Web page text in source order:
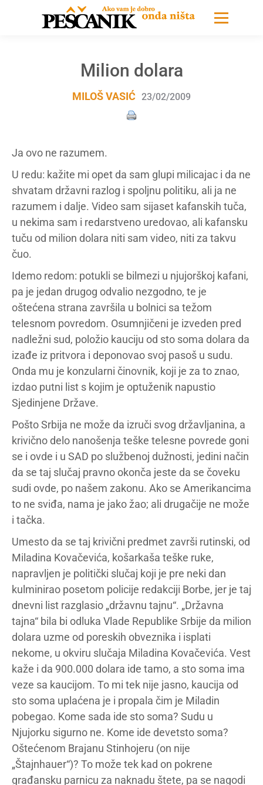
Milion dolara
MILOŠ VASIĆ 23/02/2009
Ja ovo ne razumem.
U redu: kažite mi opet da sam glupi milicajac i da ne
shvatam državni razlog i spoljnu politiku, ali ja ne
razumem i dalje. Video sam sijaset kafanskih tuča,
u nekima sam i redarstveno uredovao, ali kafansku
tuču od milion dolara niti sam video, niti za takvu
čuo.
Idemo redom: potukli se bilmezi u njujorškoj kafani,
pa je jedan drugog odvalio nezgodno, te je
oštećena strana završila u bolnici sa težom
telesnom povredom. Osumnjičeni je izveden pred
nadležni sud, položio kauciju od sto soma dolara da
izađe iz pritvora i deponovao svoj pasoš u sudu.
Onda mu je konzularni činovnik, koji je za to znao,
izdao putni list s kojim je optuženik napustio
Sjedinjene Države.
Pošto Srbija ne može da izruči svog državljanina, a
krivično delo nanošenja teške telesne povrede goni
se i ovde i u SAD po službenoj dužnosti, jedini način
da se taj slučaj pravno okonča jeste da se čoveku
sudi ovde, po našem zakonu. Ako se Amerikancima
to ne sviđa, nama je jako žao; ali drugačije ne može
i tačka.
Umesto da se taj krivični predmet završi rutinski, od
Miladina Kovačevića, košarkaša teške ruke,
napravljen je politički slučaj koji je pre neki dan
kulminirao posetom policije redakciji Borbe, jer je taj
dnevni list razglasio „državnu tajnu“. „Državna
tajna“ bila bi odluka Vlade Republike Srbije da milion
dolara uzme od poreskih obveznika i isplati
nekome, u okviru slučaja Miladina Kovačevića. Vest
kaže i da 900.000 dolara ide tamo, a sto soma ima
veze sa kaucijom. To mi tek nije jasno, kaucija od
sto soma uplaćena je i propala čim je Miladin
pobegao. Kome sada ide sto soma? Sudu u
Njujorku sigurno ne. Kome ide devetsto soma?
Oštećenom Brajanu Stinhojeru (on nije
„Štajnhauer“)? To može tek kad on pokrene
građansku parnicu za naknadu štete, pa se nagodi